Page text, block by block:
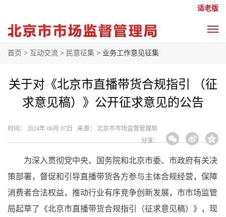
适老版
首页 > 互动交流 > 民意征集 > 业务工作意见征集
关于对《北京市直播带货合规指引 （征
求意见稿）》公开征求意见的公告
时间： 2024年 06月 07日 来源： 北京市市场监督管理局
分享：
为深入贯彻党中央、国务院和北京市委、市政府有关决
策部署，督促和引导直播带货各方参与主体合规经营，保障
消费者合法权益，推动行业有序竞争创新发展，市市场监管
局起草了《北京市直播带货合规指引（征求意见稿）》，现